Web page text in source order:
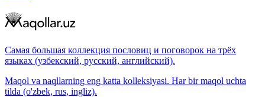
Самая большая коллекция пословиц и поговорок на трёх
языках (узбекский, русский, английский).
Maqol va naqllarning eng katta kolleksiyasi. Har bir maqol uchta
tilda (o'zbek, rus, ingliz).